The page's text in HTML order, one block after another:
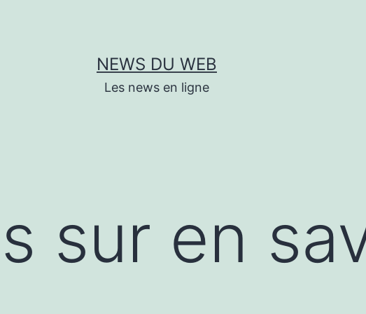
NEWS DU WEB
Les news en ligne
sur en